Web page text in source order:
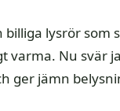
lysrör som
Nu svär
ger jämn